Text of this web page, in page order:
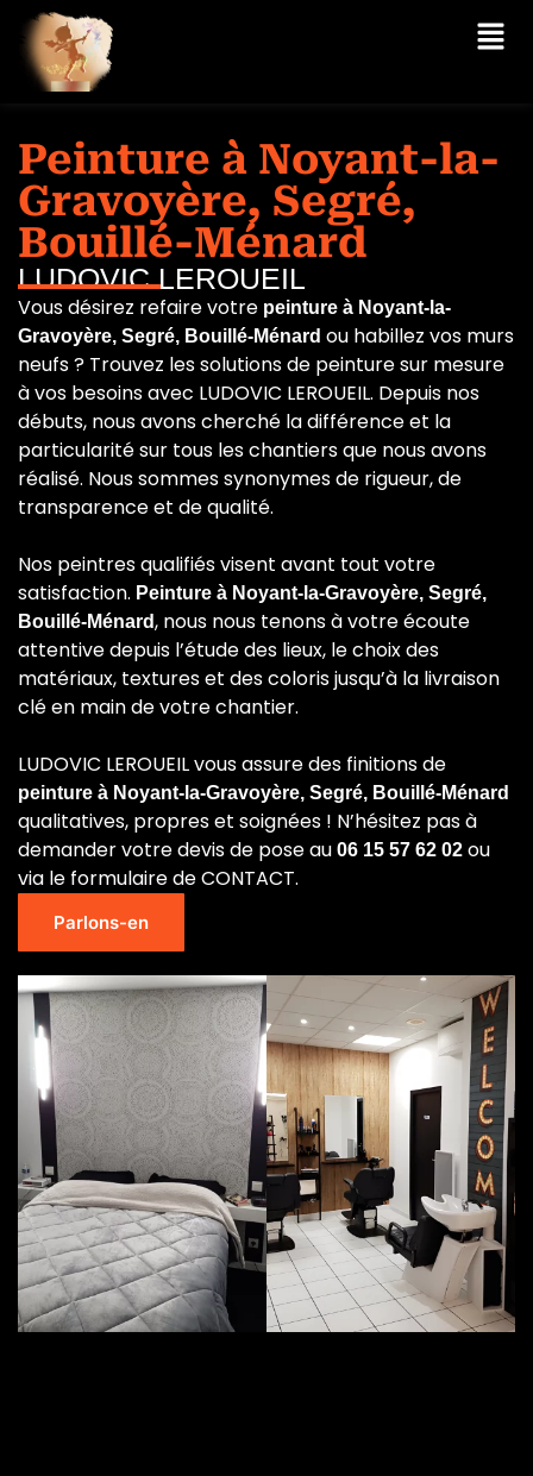
Peinture à Noyant-la-
Gravoyère, Segré,
Bouillé-Ménard
LUDOVIC LEROUEIL
Vous désirez refaire votre peinture à Noyant-la-
Gravoyère, Segré, Bouillé-Ménard ou habillez vos murs
neufs ? Trouvez les solutions de peinture sur mesure
à vos besoins avec LUDOVIC LEROUEIL. Depuis nos
débuts, nous avons cherché la différence et la
particularité sur tous les chantiers que nous avons
réalisé. Nous sommes synonymes de rigueur, de
transparence et de qualité.
Nos peintres qualifiés visent avant tout votre
satisfaction. Peinture à Noyant-la-Gravoyère, Segré,
Bouillé-Ménard, nous nous tenons à votre écoute
attentive depuis l’étude des lieux, le choix des
matériaux, textures et des coloris jusqu’à la livraison
clé en main de votre chantier.
LUDOVIC LEROUEIL vous assure des finitions de
peinture à Noyant-la-Gravoyère, Segré, Bouillé-Ménard
qualitatives, propres et soignées ! N’hésitez pas à
demander votre devis de pose au 06 15 57 62 02 ou
via le formulaire de CONTACT.
Parlons-en